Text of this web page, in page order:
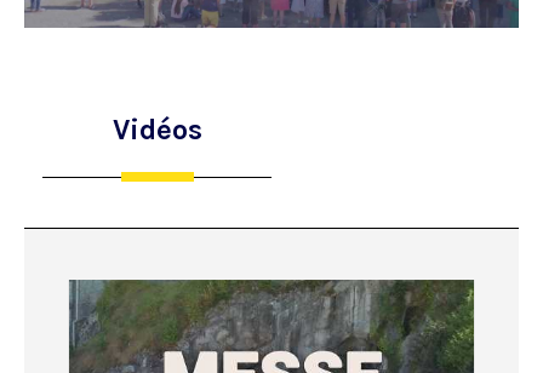
Vidéos